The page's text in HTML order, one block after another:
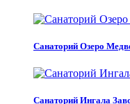
Санаторий Озеро
Санаторий Ингала